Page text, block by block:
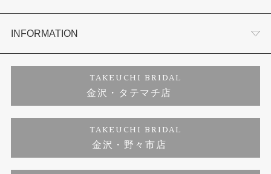
セットリング
婚約ネックレス
ダイヤモンド
ジュエリーリフォーム
お客様の声
プロポーズサポート
ブランドリスト
福井指輪工房｜手作りペアリング
会社概要
お客様の声
INFORMATION
プライバシーポリシー
TAKEUCHI BRIDAL
金沢・タテマチ店
TAKEUCHI BRIDAL
金沢・野々市店